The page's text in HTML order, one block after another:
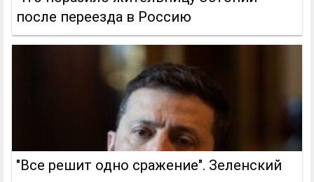
после переезда в Россию
"Все решит одно сражение". Зеленский